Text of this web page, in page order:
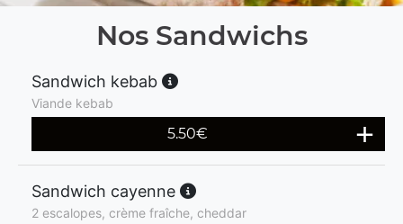
Nos Sandwichs
Sandwich kebab
Viande kebab
5.50€
Sandwich cayenne
2 escalopes, crème fraîche, cheddar